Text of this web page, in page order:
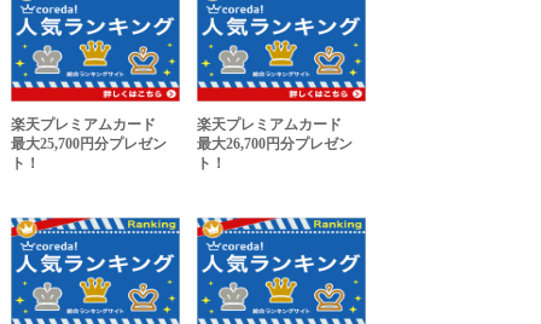
楽天プレミアムカード
最大25,700円分プレゼン
ト！
楽天プレミアムカード
最大26,700円分プレゼン
ト！